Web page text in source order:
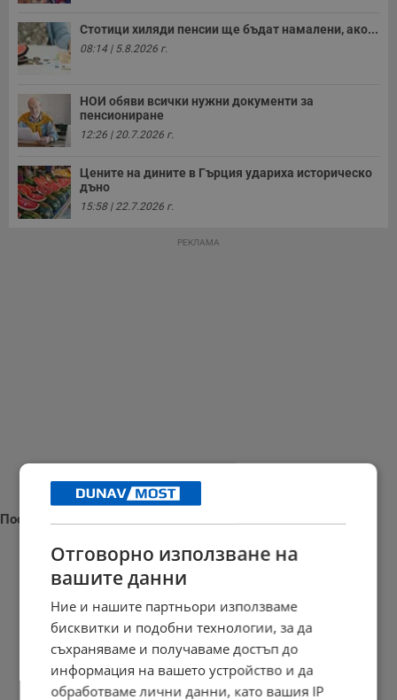
Стотици хиляди пенсии ще бъдат намалени, ако...
08:14 | 5.8.2026 г.
НОИ обяви всички нужни документи за
пенсиониране
12:26 | 20.7.2026 г.
Цените на дините в Гърция удариха историческо
дъно
15:58 | 22.7.2026 г.
РЕКЛАМА
Последни новини
Леонардо ди Каприо и Джеф Безос спасяват сто застрашени...
Отговорно използване на
вашите данни
Ние и нашите партньори използваме
бисквитки и подобни технологии, за да
съхраняваме и получаваме достъп до
информация на вашето устройство и да
обработваме лични данни, като вашия IP